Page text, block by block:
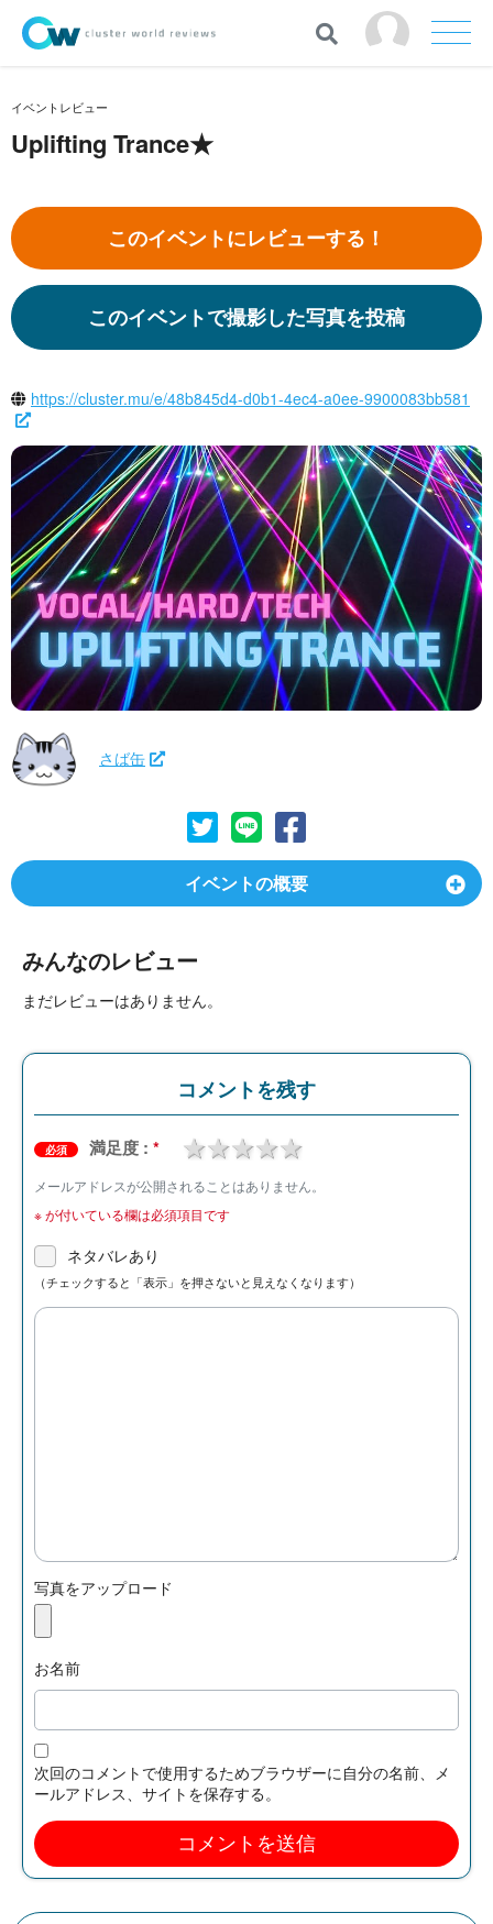
イベントレビュー
Uplifting Trance★
このイベントにレビューする！
このイベントで撮影した写真を投稿
https://cluster.mu/e/48b845d4-d0b1-4ec4-a0ee-9900083bb581
さば缶
イベントの概要
みんなのレビュー
まだレビューはありません。
コメントを残す
必須 満足度 : * 4 stars
3 stars
2 stars
1 star
メールアドレスが公開されることはありません。
※が付いている欄は必須項目です
ネタバレあり
（チェックすると「表示」を押さないと見えなくなります）
写真をアップロード
お名前
次回のコメントで使用するためブラウザーに自分の名前、メ
ールアドレス、サイトを保存する。